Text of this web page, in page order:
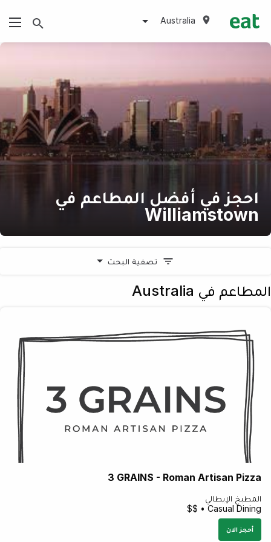
Australia
احجز في أفضل المطاعم في
Williamstown
تصفية البحث
المطاعم في Australia
3 GRAINS - Roman Artisan Pizza
المطبخ الإيطالي
Casual Dining • $$
أحجز الان